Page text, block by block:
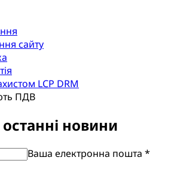
сайту
LCP DRM
ПДВ
новини
Ваша електронна пошта *